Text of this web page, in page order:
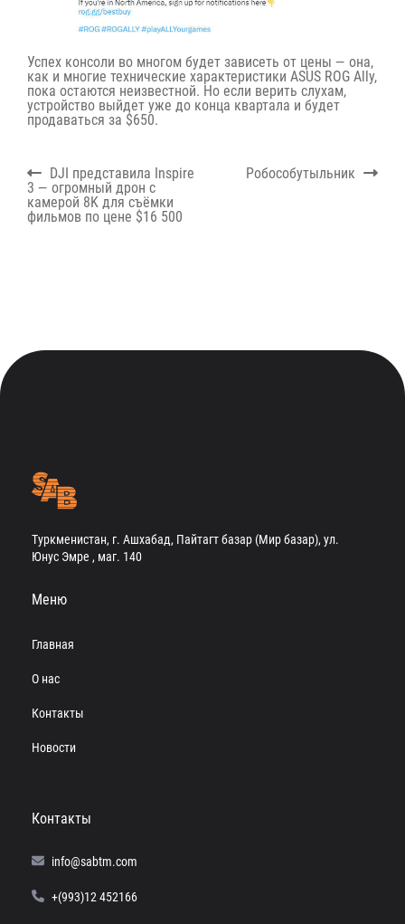
Успех консоли во многом будет зависеть от цены — она,
как и многие технические характеристики ASUS ROG Ally,
пока остаются неизвестной. Но если верить слухам,
устройство выйдет уже до конца квартала и будет
продаваться за $650.
Навигация
по
записям
Previous
post:
DJI представила Inspire
3 — огромный дрон с
камерой 8K для съёмки
фильмов по цене $16 500
Next
Робособутыльник
Туркменистан, г. Ашхабад, Пайтагт базар (Мир базар), ул.
Юнус Эмре , маг. 140
Меню
Главная
О нас
Контакты
Новости
Контакты
info@sabtm.com
+(993)12 452166